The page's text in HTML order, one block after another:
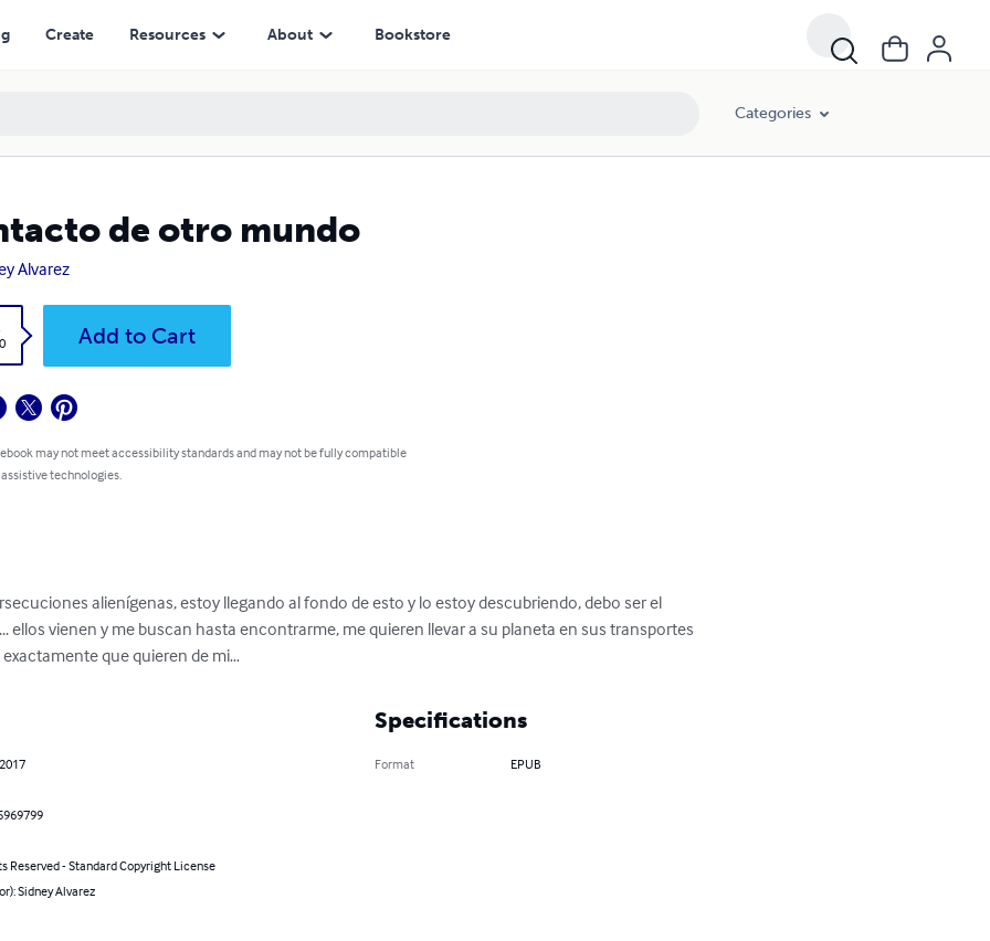
Create Resources About Bookstore
Categories
de otro mundo
Alvarez
Add to Cart
may not meet accessibility standards and may not be fully compatible
technologies.
alienígenas, estoy llegando al fondo de esto y lo estoy descubriendo, debo ser el
ellos vienen y me buscan hasta encontrarme, me quieren llevar a su planeta en sus transportes
que quieren de mi…
Reserved - Standard Copyright License
Sidney Alvarez
Specifications
Format EPUB